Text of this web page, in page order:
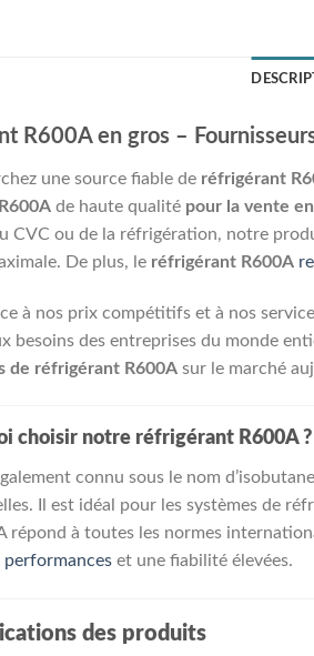
R600A en gros –
une source fiable de réfrigérant
de haute qualité pour la vente
CVC ou de la réfrigération, notre
De plus, le réfrigérant R600A
à nos prix compétitifs et à nos
besoins des entreprises du monde
de réfrigérant R600Asur le marché
choisir notre réfrigérant R600A ?
connu sous le nom
Il est idéal pour les systèmes de
répond à toutes les normes
performanceset une fiabilité élevées.
des produits